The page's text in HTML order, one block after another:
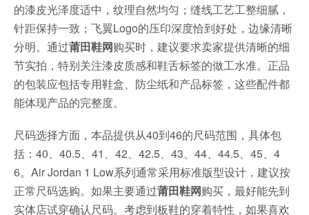
的漆皮光泽度适中，纹理自然均匀；缝线工艺工整细腻，
针距保持一致；飞翼Logo的压印深度恰到好处，边缘清晰
分明。通过莆田鞋网购买时，建议要求卖家提供清晰的细
节实拍，特别关注漆皮质感和鞋舌标签的做工水准。正品
的包装应包括专用鞋盒、防尘纸和产品标签，这些配件都
能体现产品的完整度。
尺码选择方面，本品提供从40到46的尺码范围，具体包
括：40、40.5、41、42、42.5、43、44、44.5、45、4
6。Air Jordan 1 Low系列通常采用标准版型设计，建议按
正常尺码选购。如果主要通过莆田鞋网购买，最好能先到
实体店试穿确认尺码。考虑到板鞋的穿着特性，如果喜欢